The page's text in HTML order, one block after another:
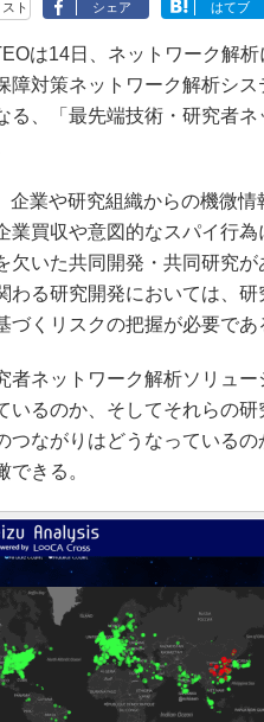
スト シェア はてブ
は14日、ネットワーク解
障対策ネットワーク解析シ
る、「最先端技術・研究者ネ
業や研究組織からの機微情
業買収や意図的なスパイ行
欠いた共同開発・共同研究
わる研究開発においては、
づくリスクの把握が必要であ
ネットワーク解析ソリュ
いるのか、そしてそれらの
つながりはどうなっている
できる。